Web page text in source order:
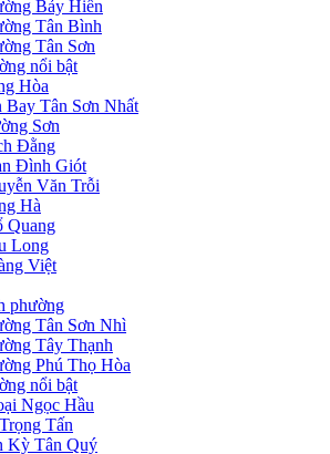
Bảy Hiền
Tân Bình
Tân Sơn
nổi bật
Hòa
Bay Tân Sơn Nhất
Sơn
Đằng
Đình Giót
Văn Trỗi
Hà
Quang
Long
Việt
phường
Tân Sơn Nhì
Tây Thạnh
Phú Thọ Hòa
nổi bật
Ngọc Hầu
Tấn
Kỳ Tân Quý